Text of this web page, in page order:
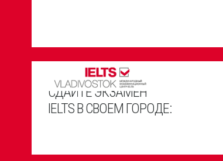
СДАЙТЕ ЭКЗАМЕН
IELTS В СВОЕМ ГОРОДЕ: